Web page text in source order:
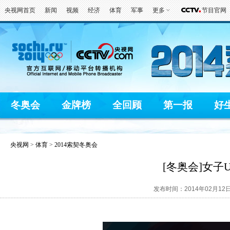
央视网首页 新闻 视频 经济 体育 军事 更多 节目官网
冬奥会 金牌榜 全回顾 第一报 好
央视网 > 体育 > 2014索契冬奥会
[冬奥会]女子
发布时间：2014年02月12